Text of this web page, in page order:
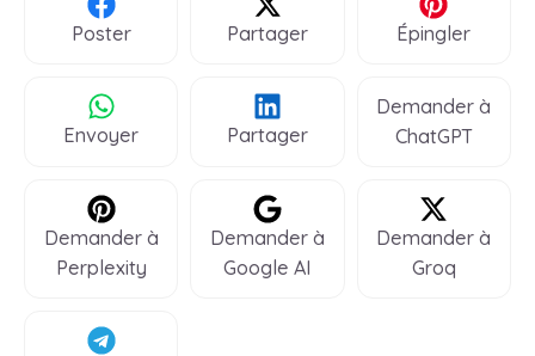
Poster Partager Épingler
Envoyer Partager
Demander à
ChatGPT
Demander à
Perplexity
Demander à
Google AI
Demander à
Groq